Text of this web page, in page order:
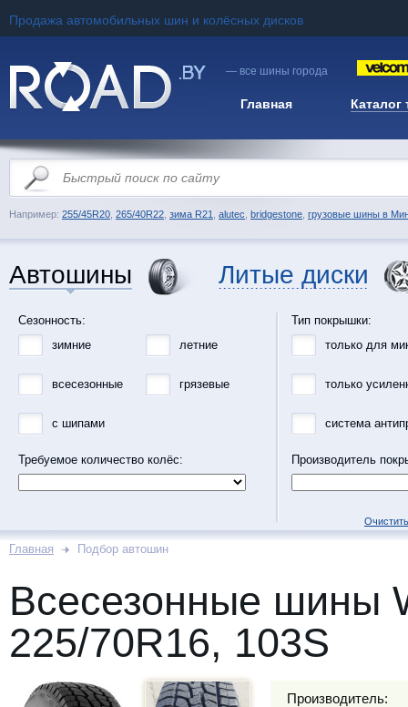
Продажа автомобильных шин и колёсных дисков
— все шины города
Главная Каталог
Например: 255/45R20 265/40R22 зима R21 alutec bridgestone грузовые шины в
Автошины Литые диски
Сезонность:
зимние
летние
всесезонные грязевые
с шипами
Требуемое количество колёс:
Тип покрышки:
только для
только
система
Производитель
Главная Подбор автошин
Всесезонные шины
225/70R16, 103S
Производитель: